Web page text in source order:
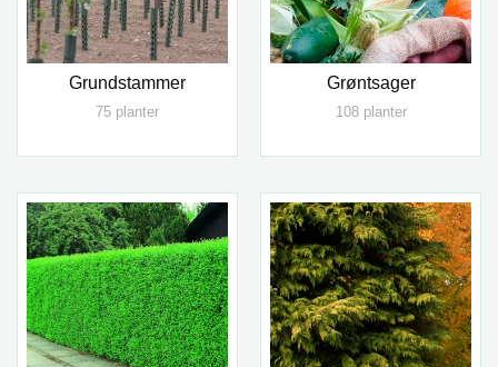
Grundstammer
75 planter
Grøntsager
108 planter